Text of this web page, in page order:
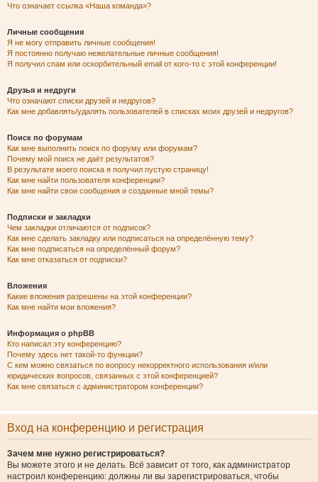
Что означает ссылка «Наша команда»?
Личные сообщения
Я не могу отправить личные сообщения!
Я постоянно получаю нежелательные личные сообщения!
Я получил спам или оскорбительный email от кого-то с этой конференции!
Друзья и недруги
Что означают списки друзей и недругов?
Как мне добавлять/удалять пользователей в списках моих друзей и недругов?
Поиск по форумам
Как мне выполнить поиск по форуму или форумам?
Почему мой поиск не даёт результатов?
В результате моего поиска я получил пустую страницу!
Как мне найти пользователя конференции?
Как мне найти свои сообщения и созданные мной темы?
Подписки и закладки
Чем закладки отличаются от подписок?
Как мне сделать закладку или подписаться на определённую тему?
Как мне подписаться на определённый форум?
Как мне отказаться от подписки?
Вложения
Какие вложения разрешены на этой конференции?
Как мне найти мои вложения?
Информация о phpBB
Кто написал эту конференцию?
Почему здесь нет такой-то функции?
С кем можно связаться по вопросу некорректного использования и/или
юридических вопросов, связанных с этой конференцией?
Как мне связаться с администратором конференции?
Вход на конференцию и регистрация
Зачем мне нужно регистрироваться?
Вы можете этого и не делать. Всё зависит от того, как администратор
настроил конференцию: должны ли вы зарегистрироваться, чтобы